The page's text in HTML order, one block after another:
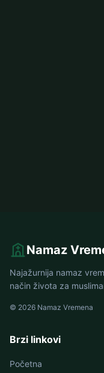
Namaz
Najažurnija namaz
način života za
© 2026 Namaz Vremena
Brzi linkovi
Početna